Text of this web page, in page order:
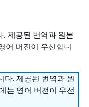
. 제공된 번역과 원본
어 버전이 우선합니
다. 제공된 번역과 원
는 영어 버전이 우선